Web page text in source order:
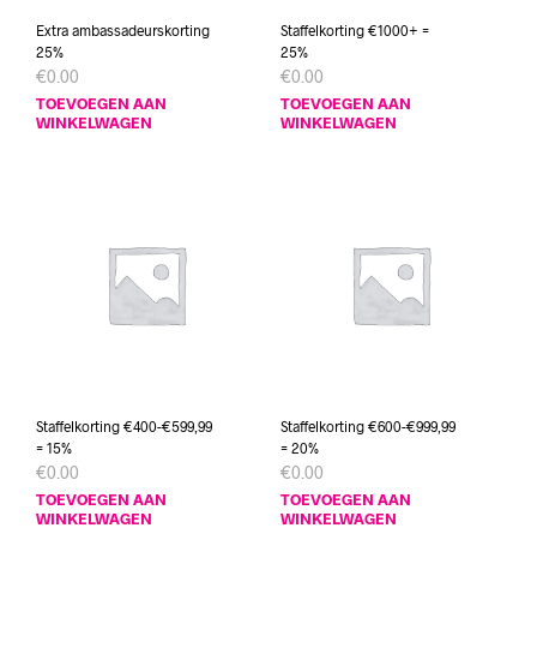
Extra ambassadeurskorting
25%
€0.00
TOEVOEGEN AAN
WINKELWAGEN
Staffelkorting €1000+ =
25%
€0.00
TOEVOEGEN AAN
WINKELWAGEN
Staffelkorting €400-€599,99
= 15%
€0.00
TOEVOEGEN AAN
WINKELWAGEN
Staffelkorting €600-€999,99
= 20%
€0.00
TOEVOEGEN AAN
WINKELWAGEN